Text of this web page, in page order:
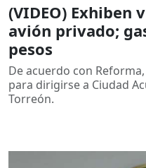
(VIDEO) Exhiben
avión privado;
pesos
De acuerdo con
para dirigirse a Ciudad
Torreón.